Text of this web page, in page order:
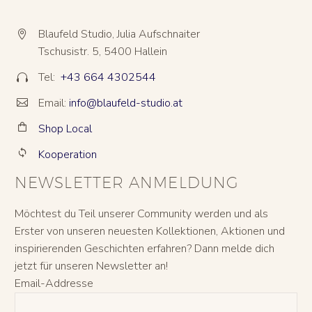


Blaufeld Studio, Julia Aufschnaiter
Tschusistr. 5, 5400 Hallein

 Tel: +43 664 4302544

 Email: info@blaufeld-studio.at

 Shop Local

 Kooperation
NEWSLETTER ANMELDUNG
Möchtest du Teil unserer Community werden und als
Erster von unseren neuesten Kollektionen, Aktionen und
inspirierenden Geschichten erfahren? Dann melde dich
jetzt für unseren Newsletter an!
Email-Addresse